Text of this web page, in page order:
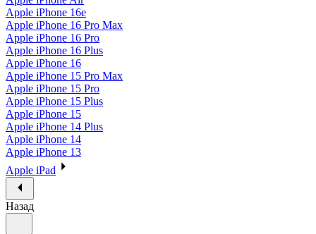
Apple iPhone 16e
Apple iPhone 16 Pro Max
Apple iPhone 16 Pro
Apple iPhone 16 Plus
Apple iPhone 16
Apple iPhone 15 Pro Max
Apple iPhone 15 Pro
Apple iPhone 15 Plus
Apple iPhone 15
Apple iPhone 14 Plus
Apple iPhone 14
Apple iPhone 13
Apple iPad
Назад